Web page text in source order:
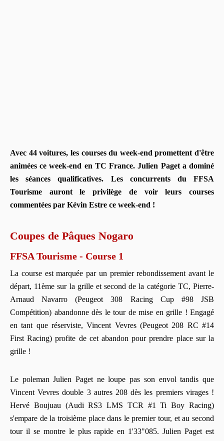
Avec 44 voitures, les courses du week-end promettent d'être
animées ce week-end en TC France. Julien Paget a dominé
les séances qualificatives. Les concurrents du FFSA
Tourisme auront le privilège de voir leurs courses
commentées par Kévin Estre ce week-end !
Coupes de Pâques Nogaro
FFSA Tourisme - Course 1
La course est marquée par un premier rebondissement avant le
départ, 11ème sur la grille et second de la catégorie TC, Pierre-
Arnaud Navarro (Peugeot 308 Racing Cup #98 JSB
Compétition) abandonne dès le tour de mise en grille ! Engagé
en tant que réserviste, Vincent Vevres (Peugeot 208 RC #14
First Racing) profite de cet abandon pour prendre place sur la
grille !
Le poleman Julien Paget ne loupe pas son envol tandis que
Vincent Vevres double 3 autres 208 dès les premiers virages !
Hervé Boujuau (Audi RS3 LMS TCR #1 Ti Boy Racing)
s'empare de la troisième place dans le premier tour, et au second
tour il se montre le plus rapide en 1'33"085. Julien Paget est